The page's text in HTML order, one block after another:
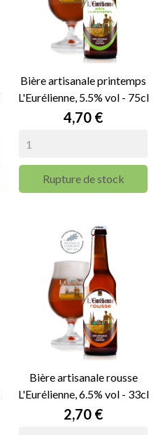
Bière artisanale printemps
L'Eurélienne, 5.5% vol - 75cl
Prix
4,70 €
Rupture de stock
Bière artisanale rousse
L'Eurélienne, 6.5% vol - 33cl
Prix
2,70 €